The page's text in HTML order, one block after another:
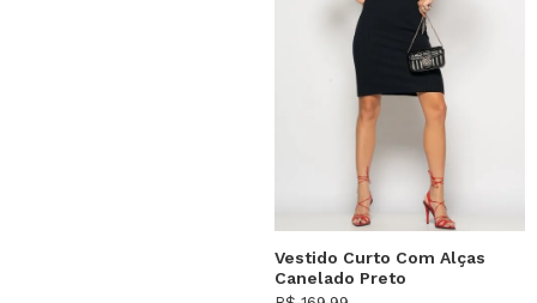
Vestido Curto Com Alças
Canelado Preto
Salvatore